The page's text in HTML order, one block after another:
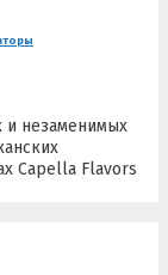
и незаменимых
Capella Flavors